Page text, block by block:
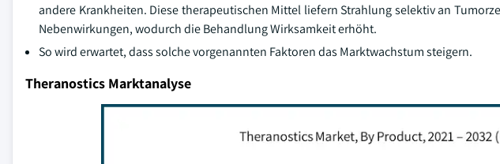
andere Krankheiten. Diese therapeutischen Mittel liefern Strahlung selektiv an
Nebenwirkungen, wodurch die Behandlung Wirksamkeit erhöht.
So wird erwartet, dass solche vorgenannten Faktoren das Marktwachstum steigern.
Theranostics Marktanalyse